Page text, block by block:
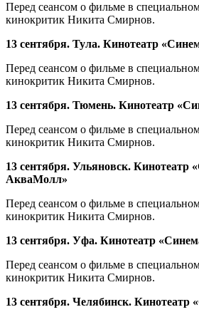
Перед сеансом о фильме в
кинокритик Никита Смирнов.
13 сентября. Тула. Кинотеатр
Перед сеансом о фильме в
кинокритик Никита Смирнов.
13 сентября. Тюмень. Кинотеатр
Перед сеансом о фильме в
кинокритик Никита Смирнов.
13 сентября. Ульяновск. Кинотеатр
АкваМолл»
Перед сеансом о фильме в
кинокритик Никита Смирнов.
13 сентября. Уфа. Кинотеатр
Перед сеансом о фильме в
кинокритик Никита Смирнов.
13 сентября. Челябинск. Кинотеатр